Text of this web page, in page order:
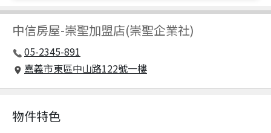
中信房屋-崇聖加盟店(崇聖企業社)
05-2345-891
嘉義市東區中山路122號一樓
物件特色